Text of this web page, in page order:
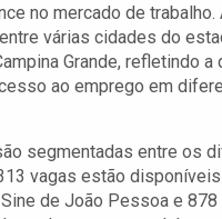
no mercado de trabalho.
várias cidades do
Grande, refletindo a
ao emprego em
segmentadas entre os
vagas estão disponíveis
de João Pessoa e 878